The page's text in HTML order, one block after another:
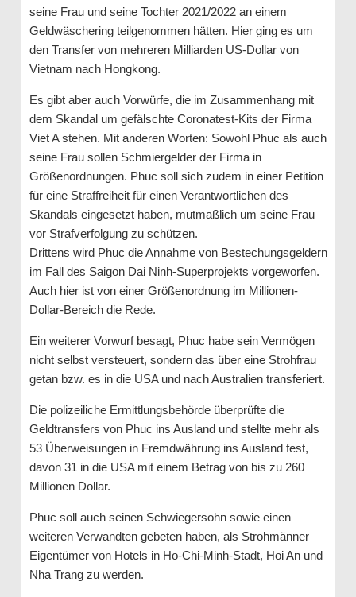
seine Frau und seine Tochter 2021/2022 an einem
Geldwäschering teilgenommen hätten. Hier ging es um
den Transfer von mehreren Milliarden US-Dollar von
Vietnam nach Hongkong.
Es gibt aber auch Vorwürfe, die im Zusammenhang mit
dem Skandal um gefälschte Coronatest-Kits der Firma
Viet A stehen. Mit anderen Worten: Sowohl Phuc als auch
seine Frau sollen Schmiergelder der Firma in
Größenordnungen. Phuc soll sich zudem in einer Petition
für eine Straffreiheit für einen Verantwortlichen des
Skandals eingesetzt haben, mutmaßlich um seine Frau
vor Strafverfolgung zu schützen.
Drittens wird Phuc die Annahme von Bestechungsgeldern
im Fall des Saigon Dai Ninh-Superprojekts vorgeworfen.
Auch hier ist von einer Größenordnung im Millionen-
Dollar-Bereich die Rede.
Ein weiterer Vorwurf besagt, Phuc habe sein Vermögen
nicht selbst versteuert, sondern das über eine Strohfrau
getan bzw. es in die USA und nach Australien transferiert.
Die polizeiliche Ermittlungsbehörde überprüfte die
Geldtransfers von Phuc ins Ausland und stellte mehr als
53 Überweisungen in Fremdwährung ins Ausland fest,
davon 31 in die USA mit einem Betrag von bis zu 260
Millionen Dollar.
Phuc soll auch seinen Schwiegersohn sowie einen
weiteren Verwandten gebeten haben, als Strohmänner
Eigentümer von Hotels in Ho-Chi-Minh-Stadt, Hoi An und
Nha Trang zu werden.